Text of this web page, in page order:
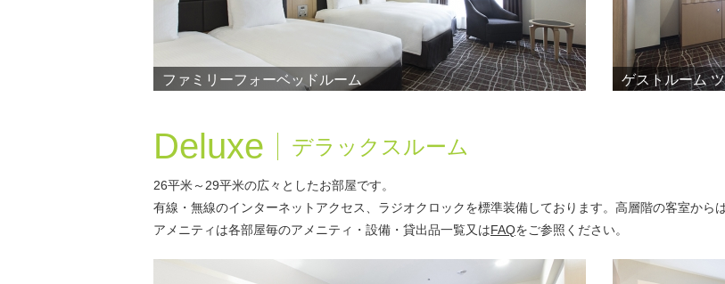
ファミリーフォーベッドルーム ゲストルーム
Deluxe デラックスルーム
26平米～29平米の広々としたお部屋です。
有線・無線のインターネットアクセス、ラジオクロックを標準装備しております。高層階の客室から
アメニティは各部屋毎のアメニティ・設備・貸出品一覧又はFAQをご参照ください。